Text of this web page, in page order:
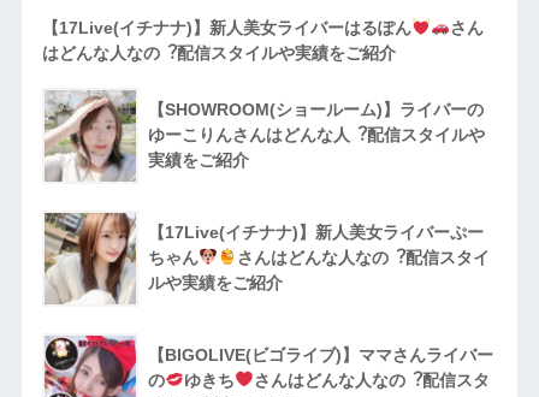
【17Live(イチナナ)】新人美女ライバーはるぽん
さん
はどんな人なの︖配信スタイルや実績をご紹介
【SHOWROOM(ショールーム)】ライバーの
ゆーこりんさんはどんな人︖配信スタイルや
実績をご紹介
【17Live(イチナナ)】新人美女ライバーぷー
ちゃん
さんはどんな人なの︖配信スタイ
ルや実績をご紹介
【BIGOLIVE(ビゴライブ)】ママさんライバー
の
ゆきち
さんはどんな人なの︖配信スタ